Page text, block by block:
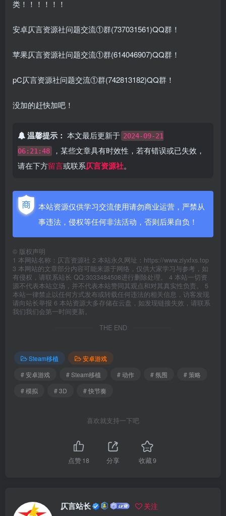
类！！！！！！
安卓仄言资源社问题交流①群(737031561)QQ群！
苹果仄言资源社问题交流①群(614046907)QQ群！
pC仄言资源社问题交流①群(742813182)QQ群！
没加的赶快加吧！
温馨提示： 本文最后更新于 2024-09-21
06:21:48
，某些文章具有时效性，若有错误或已失效，
请在下方留言或联系仄言资源社。
本站资源仅供学习交流使用请勿商业运营，严禁从
事违法，侵权等任何非法活动，否则后果自负！
© 版权声明
1 本网站名称：仄言资源社 2 本站永久网址：https://www.ziyxfxs.top
3 本网站的文章部分内容可能来源于网络，仅供大家学习与参考，如
有侵权，请联系站长 QQ:3033484508进行删除处理。 4 本站一切资
源不代表本站立场，并不代表本站赞同其观点和对其真实性负责。 5
本站一律禁止以任何方式发布或转载任何违法的相关信息，访客发现
请向站长举报 6 本站资源大多存储在云盘，如发现链接失效，请联系
我们我们会第一时间更新。
THE END
Steam移植
安卓游戏
# 安卓游戏
# Steam移植 # 动作 # 氛围
# 策略
# 模拟
# 3D # 快节奏
喜欢就支持一下吧
点赞18 分享 收藏9
仄言站长 关注